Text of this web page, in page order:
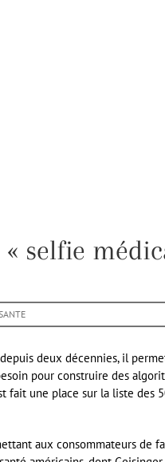
selfie
deux décennies, il
pour construire des
fait une place sur la liste des
aux consommateurs de